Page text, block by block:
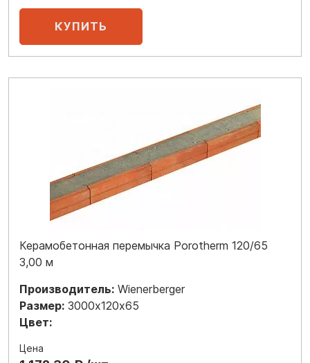
Керамобетонная перемычка Porotherm 120/65
3,00 м
Производитель: Wienerberger
Размер: 3000х120х65
Цвет:
Цена